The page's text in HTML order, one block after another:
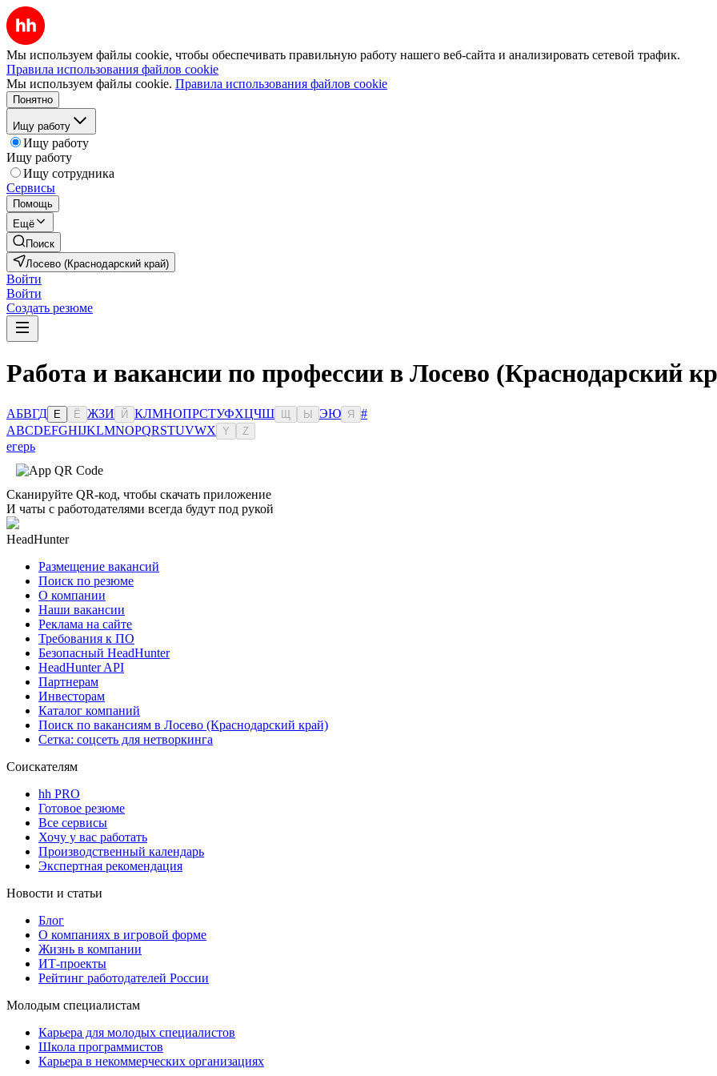
Мы используем файлы cookie, чтобы обеспечивать правильную работу нашего веб-сайта и анализировать сетевой трафик.
Правила использования файлов cookie
Мы используем файлы cookie. Правила использования файлов cookie
Понятно
Ищу работу
Ищу работу
Ищу работу
Ищу сотрудника
Сервисы
Помощь
Ещё
Поиск
Лосево (Краснодарский край)
Войти
Войти
Создать резюме
Работа и вакансии по профессии в Лосево (Краснодарский
АБВГД Е Ё ЖЗИ Й КЛМНОПРСТУФХЦЧШ Ы ЭЮ Я
#
ABCDEFGHIJKLMNOPQRSTUVWX Y Z
егерь
Сканируйте QR-код, чтобы скачать приложение
И чаты с работодателями всегда будут под рукой
HeadHunter
Размещение вакансий
Поиск по резюме
О компании
Наши вакансии
Реклама на сайте
Требования к ПО
Безопасный HeadHunter
HeadHunter API
Партнерам
Инвесторам
Каталог компаний
Поиск по вакансиям в Лосево (Краснодарский край)
Сетка: соцсеть для нетворкинга
Соискателям
hh PRO
Готовое резюме
Все сервисы
Хочу у вас работать
Производственный календарь
Экспертная рекомендация
Новости и статьи
Блог
О компаниях в игровой форме
Жизнь в компании
ИТ-проекты
Рейтинг работодателей России
Молодым специалистам
Карьера для молодых специалистов
Школа программистов
Карьера в некоммерческих организациях